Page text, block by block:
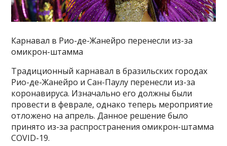
Карнавал в Рио-де-Жанейро перенесли из-за
омикрон-штамма
Традиционный карнавал в бразильских городах
Рио-де-Жанейро и Сан-Паулу перенесли из-за
коронавируса. Изначально его должны были
провести в феврале, однако теперь мероприятие
отложено на апрель. Данное решение было
принято из-за распространения омикрон-штамма
COVID-19.